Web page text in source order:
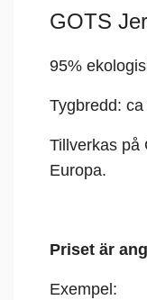
GOTS
95%
Tygbredd:
Tillverkas på
Europa.
Priset är
Exempel: